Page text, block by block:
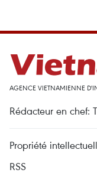
AGENCE VIETNAMIENNE
Rédacteur en chef:
Propriété
RSS